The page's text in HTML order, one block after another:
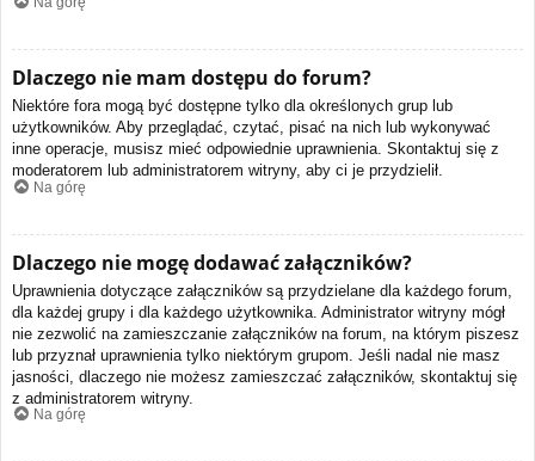
Dlaczego nie mam dostępu do forum?
Niektóre fora mogą być dostępne tylko dla określonych grup lub
użytkowników. Aby przeglądać, czytać, pisać na nich lub wykonywać
inne operacje, musisz mieć odpowiednie uprawnienia. Skontaktuj się z
moderatorem lub administratorem witryny, aby ci je przydzielił.
Na górę
Dlaczego nie mogę dodawać załączników?
Uprawnienia dotyczące załączników są przydzielane dla każdego forum,
dla każdej grupy i dla każdego użytkownika. Administrator witryny mógł
nie zezwolić na zamieszczanie załączników na forum, na którym piszesz
lub przyznał uprawnienia tylko niektórym grupom. Jeśli nadal nie masz
jasności, dlaczego nie możesz zamieszczać załączników, skontaktuj się
z administratorem witryny.
Na górę